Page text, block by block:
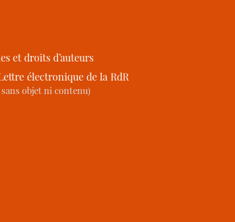
et droits d’auteurs
électronique de la RdR
objet ni contenu)